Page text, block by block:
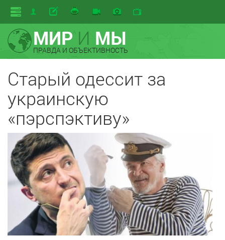
МИРИ МЫ
ПРАВДА И ОБЪЕКТИВНОСТЬ
Старый одессит за
украинскую
«пэрспэктиву»